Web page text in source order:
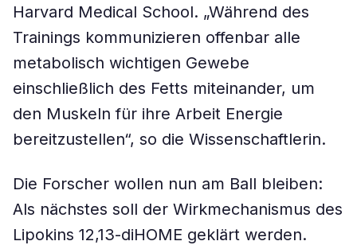
Harvard Medical School. „Während des
Trainings kommunizieren offenbar alle
metabolisch wichtigen Gewebe
einschließlich des Fetts miteinander, um
den Muskeln für ihre Arbeit Energie
bereitzustellen“, so die Wissenschaftlerin.
Die Forscher wollen nun am Ball bleiben:
Als nächstes soll der Wirkmechanismus des
Lipokins 12,13-diHOME geklärt werden.